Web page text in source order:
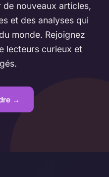
nouveaux articles,
et des analyses qui
monde. Rejoignez
lecteurs curieux et
→